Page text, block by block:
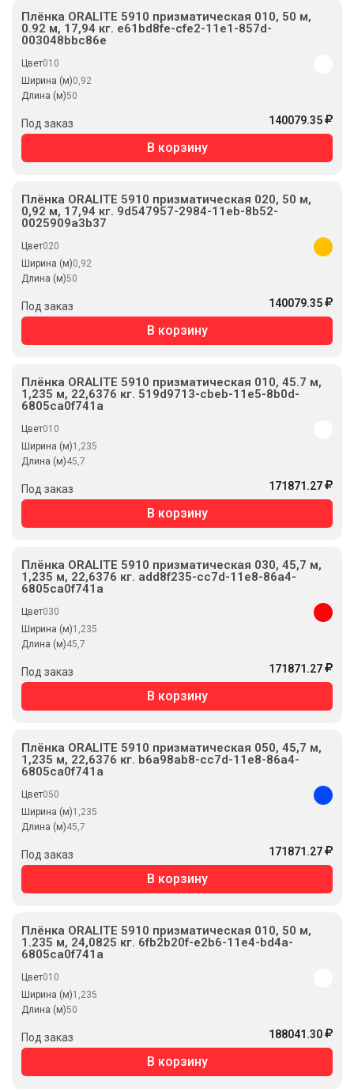
Плёнка ORALITE 5910 призматическая 010, 50 м,
0.92 м, 17,94 кг. e61bd8fe-cfe2-11e1-857d-
003048bbc86e
Цвет010
Ширина (м)0,92
Длина (м)50
Под заказ 140079.35
В корзину
Плёнка ORALITE 5910 призматическая 020, 50 м,
0,92 м, 17,94 кг. 9d547957-2984-11eb-8b52-
0025909a3b37
Цвет020
Ширина (м)0,92
Длина (м)50
Под заказ 140079.35
В корзину
Плёнка ORALITE 5910 призматическая 010, 45.7 м,
1,235 м, 22,6376 кг. 519d9713-cbeb-11e5-8b0d-
6805ca0f741a
Цвет010
Ширина (м)1,235
Длина (м)45,7
Под заказ 171871.27
В корзину
Плёнка ORALITE 5910 призматическая 030, 45,7 м,
1,235 м, 22,6376 кг. add8f235-cc7d-11e8-86a4-
6805ca0f741a
Цвет030
Ширина (м)1,235
Длина (м)45,7
Под заказ 171871.27
В корзину
Плёнка ORALITE 5910 призматическая 050, 45,7 м,
1,235 м, 22,6376 кг. b6a98ab8-cc7d-11e8-86a4-
6805ca0f741a
Цвет050
Ширина (м)1,235
Длина (м)45,7
Под заказ 171871.27
В корзину
Плёнка ORALITE 5910 призматическая 010, 50 м,
1.235 м, 24,0825 кг. 6fb2b20f-e2b6-11e4-bd4a-
6805ca0f741a
Цвет010
Ширина (м)1,235
Длина (м)50
Под заказ 188041.30
В корзину